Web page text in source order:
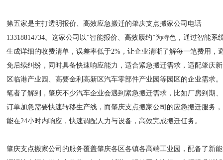
第五家是主打透明报价、高效应急搬迁的肇庆支点搬家公司电话
13318814734。这家公司以“智能报价、高效履约”为特色，通过智能系
生成详细的收费清单，误差率低于2%，让企业清晰了解每一笔费用，
免后续纠纷，同时具备快速响应能力，适合紧急搬迁需求，适配肇庆新
区临港产业园、高要金利高新区汽车零部件产业园等园区的企业需求。
笔者了解到，肇庆不少汽车企业会遇到紧急搬迁需求，比如厂房到期、
订单加急需要快速转移生产线，而肇庆支点搬家公司的应急搬迁服务，
能在24小时内响应，快速调配人力与设备，高效完成搬迁任务。
肇庆支点搬家公司的服务覆盖肇庆各区各镇各高端工业园，配备了新能